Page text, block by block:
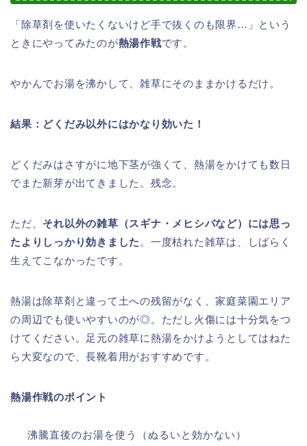
「除草剤を使いたくないけど手で抜くのも限界…」という
ときにやってみたのが熱湯作戦です。
やかんでお湯を沸かして、雑草にそのままかけるだけ。
結果：どくだみ以外にはかなり効いた！
どくだみはさすがに地下茎が強くて、熱湯をかけても数日
でまた新芽が出てきました。残念。
ただ、 それ以外の雑草（スギナ・メヒシバなど）には思っ
たよりしっかり効きました 。一度枯れた雑草は、しばらく
生えてこなかったです。
熱湯は除草剤と違って土への残留がなく、家庭菜園エリア
の周辺でも使いやすいのが◎。ただし火傷には十分気をつ
けてください。足元の雑草に熱湯をかけようとしてはねた
ら大変なので、長靴着用がおすすめです。
熱湯作戦のポイント
沸騰直後のお湯を使う（ぬるいと効かない）